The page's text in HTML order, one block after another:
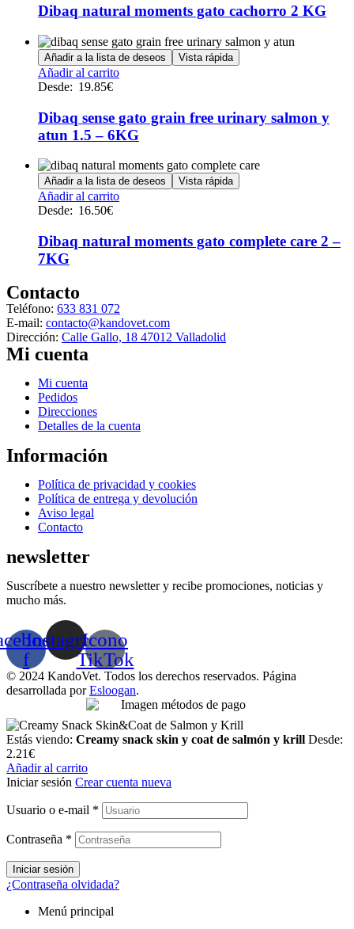
la
de
producto
múltiples
Las
opciones
se
pueden
la
página
producto
Dibaq natural moments gato cachorro 2 KG
Añadir a la lista de deseos Vista rápida
Añadir al carritoEste
múltiples
variantes.
Las
se
pueden
elegir
página
Desde: 19.85€
Dibaq sense gato grain free urinary salmon y
atun 1.5 – 6KG
Añadir a la lista de deseos Vista rápida
Añadir al carritoEste
múltiples
variantes.
pueden
elegir
en
Desde: 16.50€
Dibaq natural moments gato complete care 2 –
7KG
Contacto
Teléfono: 633 831 072
E-mail: contacto@kandovet.com
Dirección: Calle Gallo, 18 47012 Valladolid
Mi cuenta
Menú
Mi cuenta
Pedidos
Direcciones
Detalles de la cuenta
Información
Menú
Política de privacidad y cookies
Política de entrega y devolución
Aviso legal
Contacto
newsletter
Suscríbete a nuestro newsletter y recibe promociones, noticias y
mucho más.
f
InstagramIcono
TikTok
© 2024 KandoVet. Todos los derechos reservados. Página
desarrollada porEsloogan.
Estás viendo: Creamy snack skin y coat de salmón y krill Desde:
2.21€
Añadir al carrito
Iniciar sesión Crear cuenta nueva
Usuario o e-mail *
Contraseña *
Iniciar sesión
¿Contraseña olvidada?
Menú principal